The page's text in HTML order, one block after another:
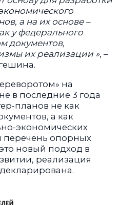
а на их основе –
у федерального
документов,
их реализации », –
на
в последние 3 года
планов не как
а как
экономических
опорных
новый подход в
реализация